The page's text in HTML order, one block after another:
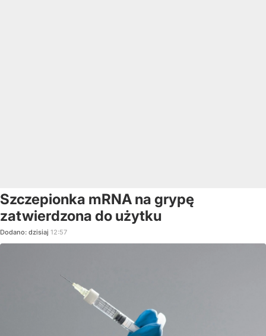
Szczepionka mRNA na grypę
zatwierdzona do użytku
Dodano: dzisiaj 12:57